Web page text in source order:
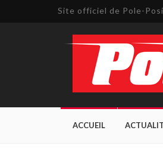
Site officiel de Pole-
ACCUEIL